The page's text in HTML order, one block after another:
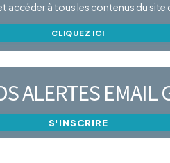
accéder à tous les contenus du site
CLIQUEZ ICI
ALERTES EMAIL
S'INSCRIRE